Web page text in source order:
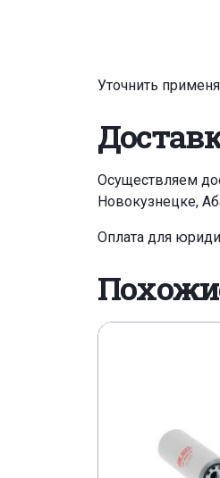
Уточнить
Осуществляем
Новокузнецке,
Оплата для